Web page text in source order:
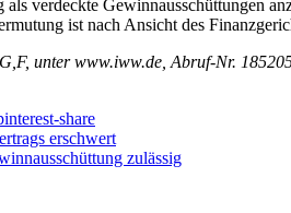
verdeckte Gewinnausschüttungen
ist nach Ansicht des
unter www.iww.de, Abruf-Nr.
erschwert
zulässig